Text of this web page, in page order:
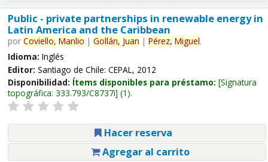
Public - private partnerships in renewable energy in
Latin America and the Caribbean
por Coviello, Manlio | Gollán, Juan | Pérez, Miguel.
Idioma: Inglés
Editor: Santiago de Chile: CEPAL, 2012
Disponibilidad: Ítems disponibles para préstamo: Signatura
topográfica: 333.793/C8737i (1).
Hacer reserva
Agregar al carrito